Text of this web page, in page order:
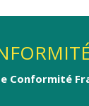
Conformité